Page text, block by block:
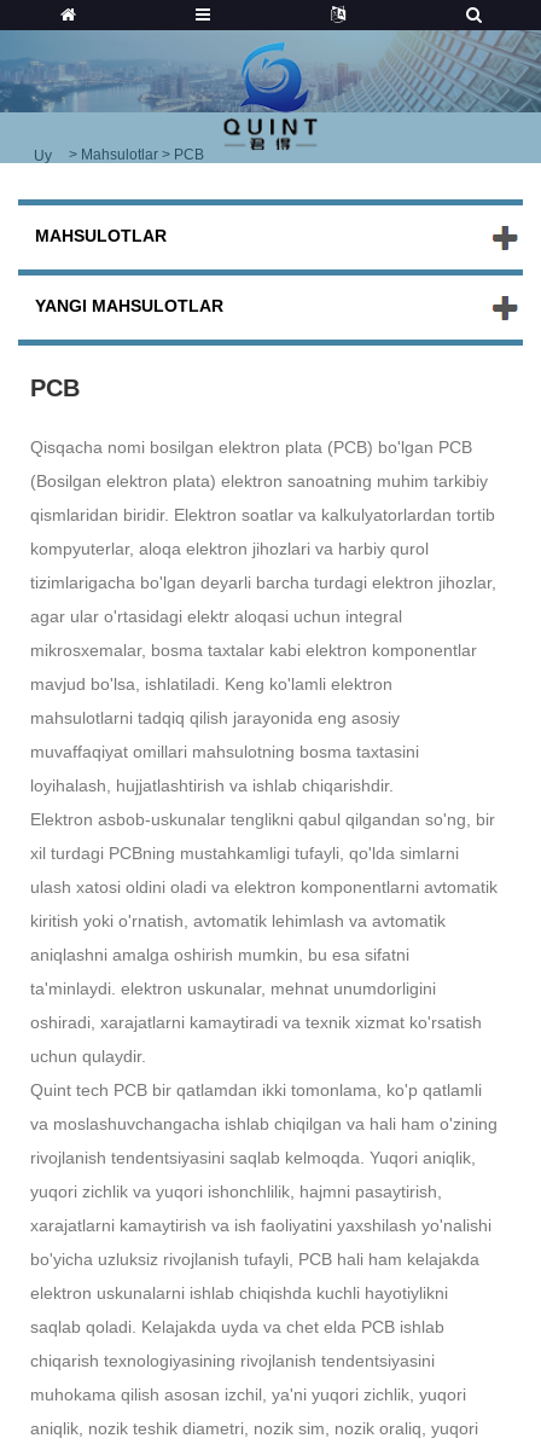
Uy > Mahsulotlar > PCB
MAHSULOTLAR
YANGI MAHSULOTLAR
PCB
Qisqacha nomi bosilgan elektron plata (PCB) bo'lgan PCB
(Bosilgan elektron plata) elektron sanoatning muhim tarkibiy
qismlaridan biridir. Elektron soatlar va kalkulyatorlardan tortib
kompyuterlar, aloqa elektron jihozlari va harbiy qurol
tizimlarigacha bo'lgan deyarli barcha turdagi elektron jihozlar,
agar ular o'rtasidagi elektr aloqasi uchun integral
mikrosxemalar, bosma taxtalar kabi elektron komponentlar
mavjud bo'lsa, ishlatiladi. Keng ko'lamli elektron
mahsulotlarni tadqiq qilish jarayonida eng asosiy
muvaffaqiyat omillari mahsulotning bosma taxtasini
loyihalash, hujjatlashtirish va ishlab chiqarishdir.
Elektron asbob-uskunalar tenglikni qabul qilgandan so'ng, bir
xil turdagi PCBning mustahkamligi tufayli, qo'lda simlarni
ulash xatosi oldini oladi va elektron komponentlarni avtomatik
kiritish yoki o'rnatish, avtomatik lehimlash va avtomatik
aniqlashni amalga oshirish mumkin, bu esa sifatni
ta'minlaydi. elektron uskunalar, mehnat unumdorligini
oshiradi, xarajatlarni kamaytiradi va texnik xizmat ko'rsatish
uchun qulaydir.
Quint tech PCB bir qatlamdan ikki tomonlama, ko'p qatlamli
va moslashuvchangacha ishlab chiqilgan va hali ham o'zining
rivojlanish tendentsiyasini saqlab kelmoqda. Yuqori aniqlik,
yuqori zichlik va yuqori ishonchlilik, hajmni pasaytirish,
xarajatlarni kamaytirish va ish faoliyatini yaxshilash yo'nalishi
bo'yicha uzluksiz rivojlanish tufayli, PCB hali ham kelajakda
elektron uskunalarni ishlab chiqishda kuchli hayotiylikni
saqlab qoladi. Kelajakda uyda va chet elda PCB ishlab
chiqarish texnologiyasining rivojlanish tendentsiyasini
muhokama qilish asosan izchil, ya'ni yuqori zichlik, yuqori
aniqlik, nozik teshik diametri, nozik sim, nozik oraliq, yuqori